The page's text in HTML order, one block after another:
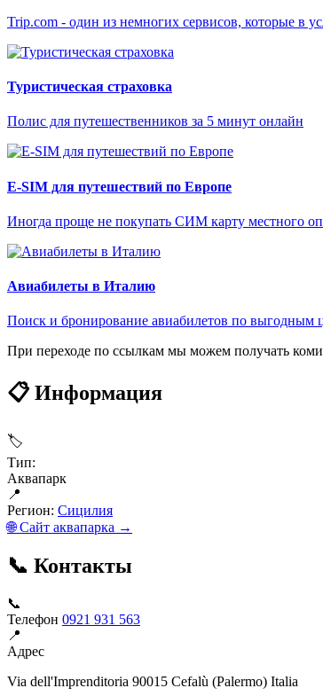
Trip.com - один из немногих сервисов, которые в
Туристическая страховка
Полис для путешественников за 5 минут онлайн
E-SIM для путешествий по Европе
Иногда проще не покупать СИМ карту местного
Авиабилеты в Италию
Поиск и бронирование авиабилетов по выгодным
При переходе по ссылкам мы можем получать
📋 Информация
🏷
Тип:
Аквапарк
📍
Регион: Сицилия
🌐 Сайт аквапарка →
📞 Контакты
📞
Телефон 0921 931 563
📍
Адрес
Via dell'Imprenditoria 90015 Cefalù (Palermo) Italia